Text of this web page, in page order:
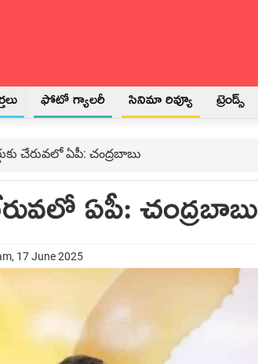
ఫోటో గ్యాలరీ సినిమా రివ్యూ ట్రెండ్స్
చేరువ‌లో ఏపీ: చంద్ర‌బాబు
ఏపీ: చంద్ర‌బాబు
17 June 2025